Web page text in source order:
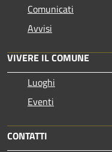
Comunicati
Avvisi
VIVERE IL COMUNE
Luoghi
Eventi
CONTATTI